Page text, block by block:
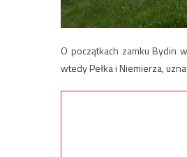
O początkach zamku Bydin
wtedy Peł­ka i Nie­mie­rza,